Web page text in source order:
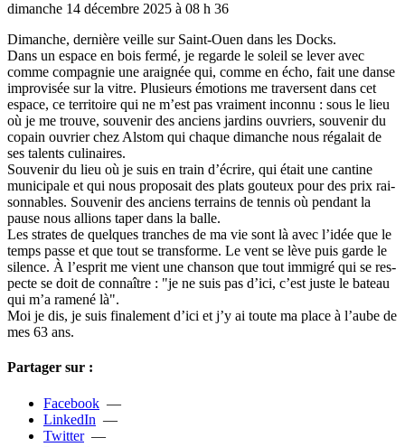
dimanche 14 décembre 2025 à 08 h 36
Dimanche, der­­nière veille sur Saint-Ouen dans les Docks.
Dans un espace en bois fermé, je regarde le soleil se lever avec
comme com­­pa­­gnie une arai­­gnée qui, comme en écho, fait une danse
impro­­vi­­sée sur la vitre. Plusieurs émotions me tra­­ver­­sent dans cet
espace, ce ter­­ri­­toire qui ne m’est pas vrai­­ment inconnu : sous le lieu
où je me trouve, sou­­ve­­nir des anciens jar­­dins ouvriers, sou­­ve­­nir du
copain ouvrier chez Alstom qui chaque diman­­che nous réga­­lait de
ses talents culi­­nai­­res.
Souvenir du lieu où je suis en train d’écrire, qui était une can­­tine
muni­­ci­­pale et qui nous pro­­po­­sait des plats gou­­teux pour des prix rai­­
son­­na­­bles. Souvenir des anciens ter­­rains de tennis où pen­­dant la
pause nous allions taper dans la balle.
Les stra­tes de quel­­ques tran­­ches de ma vie sont là avec l’idée que le
temps passe et que tout se trans­forme. Le vent se lève puis garde le
silence. À l’esprit me vient une chan­­son que tout immi­gré qui se res­­
pecte se doit de connaî­­tre : "je ne suis pas d’ici, c’est juste le bateau
qui m’a ramené là".
Moi je dis, je suis fina­­le­­ment d’ici et j’y ai toute ma place à l’aube de
mes 63 ans.
Partager sur :
Facebook —
LinkedIn —
Twitter—